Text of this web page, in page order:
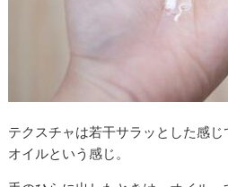
テクスチャは若干サラッとした感
オイルという感じ。